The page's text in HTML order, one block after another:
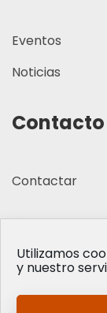
Utilizamos
y nuestro
Eventos
Noticias
Contacto
Contactar